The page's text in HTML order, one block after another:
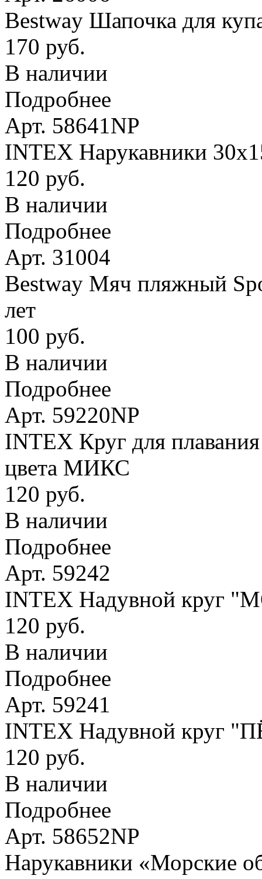
Bestway Шапочка для
170 руб.
В наличии
Подробнее
Арт. 58641NP
INTEX Нарукавники
120 руб.
В наличии
Подробнее
Арт. 31004
Bestway Мяч пляжный
лет
100 руб.
В наличии
Подробнее
Арт. 59220NP
INTEX Круг для
цвета МИКС
120 руб.
В наличии
Подробнее
Арт. 59242
INTEX Надувной круг
120 руб.
В наличии
Подробнее
Арт. 59241
INTEX Надувной круг
120 руб.
В наличии
Подробнее
Арт. 58652NP
Нарукавники «Морские